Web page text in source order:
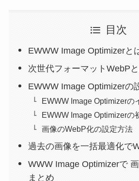
目次
EWWW Image Optimizerと
次世代フォーマットWebP
EWWW Image Optimizerの
EWWW Image Optimizerの
EWWW Image Optimizerの
画像のWebP化の設定方法
過去の画像を一括最適化で
WWW Image Optimizerで
まとめ